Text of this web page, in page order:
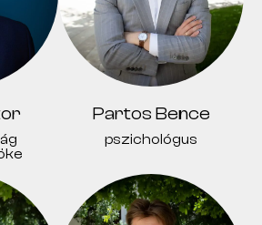
Partos Bence
pszichológus